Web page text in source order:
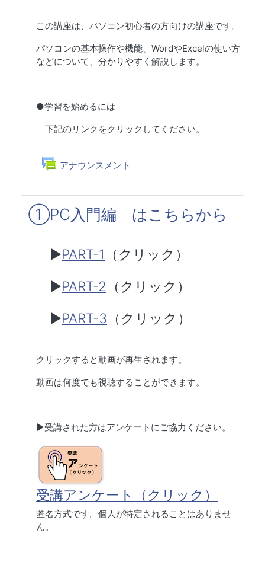
この講座は、パソコン初心者の方向けの講座です。
パソコンの基本操作や機能、WordやExcelの使い方
などについて、分かりやすく解説します。
●学習を始めるには
下記のリンクをクリックしてください。
アナウンスメントフォーラム
①PC入門編 はこちらから
▶PART-1
（クリック）
▶PART-2 （クリック）
▶PART-3 （クリック）
クリックすると動画が再生されます。
動画は何度でも視聴することができます。
▶︎受講された方はアンケートにご協力ください。
受講アンケート（クリック）
匿名方式です。個人が特定されることはありませ
ん。